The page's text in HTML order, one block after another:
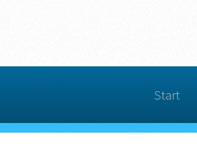
Start